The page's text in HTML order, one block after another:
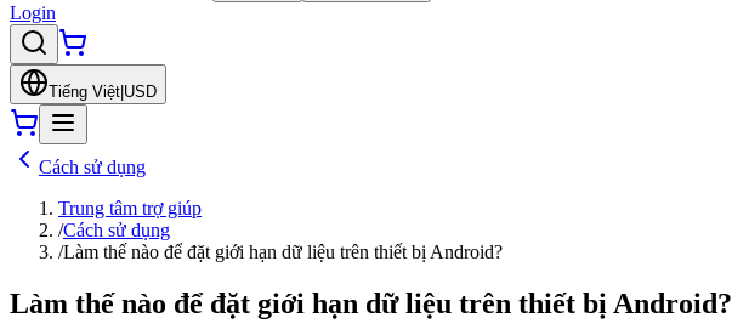
Login
Tiếng Việt USD
Cách sử dụng
Trung tâm trợ giúp
/Cách sử dụng
/Làm thế nào để đặt giới hạn dữ liệu trên thiết bị Android?
Làm thế nào để đặt giới hạn dữ liệu trên thiết bị Android?